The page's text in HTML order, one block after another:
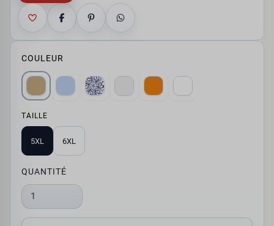
COULEUR
TAILLE
5XL 6XL
QUANTITÉ
1